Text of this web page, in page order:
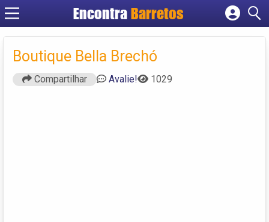
Encontra Barretos
Cadastrar empresa
Criar conta
Boutique Bella Brechó
Compartilhar Avalie! 1029